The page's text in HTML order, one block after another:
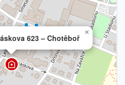
623 – Chotěboř
×